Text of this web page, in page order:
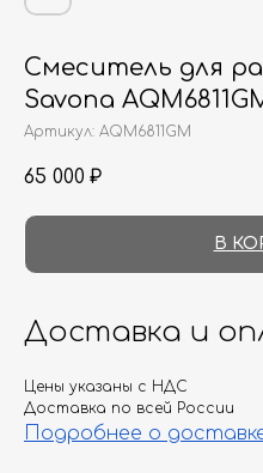
Смеситель для
Savona
Артикул: AQM6811GM
65 000 ₽
В
Доставка и
Цены указаны с НДС
Доставка по всей России
Подробнее о